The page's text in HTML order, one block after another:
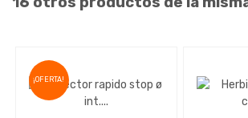
¡OFERTA!